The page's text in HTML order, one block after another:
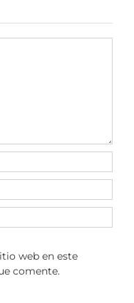
web en este
comente.